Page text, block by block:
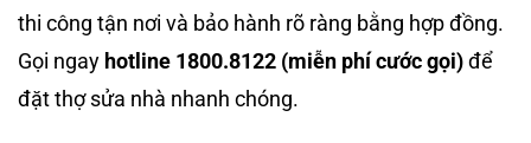
thi công tận nơi và bảo hành rõ ràng bằng hợp đồng.
Gọi ngay hotline 1800.8122 (miễn phí cước gọi)để
đặt thợ sửa nhà nhanh chóng.